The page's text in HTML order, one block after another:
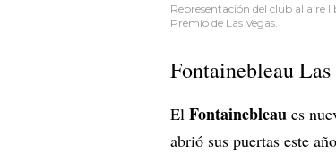
Representación del club al aire
Premio de Las Vegas.
Fontainebleau Las
El Fontainebleau es
abrió sus puertas este